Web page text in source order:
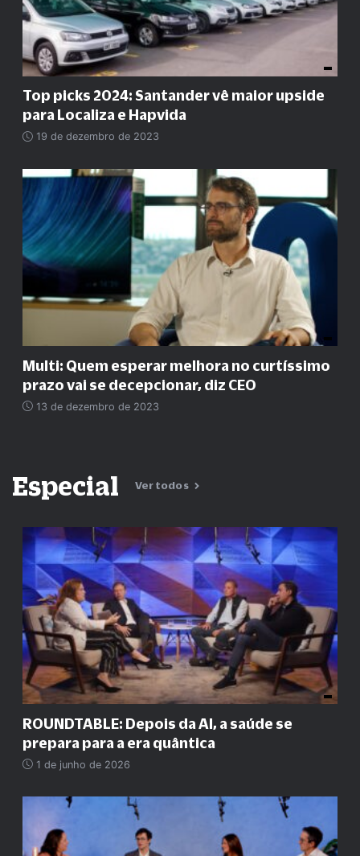
Top picks 2024: Santander vê maior upside
para Localiza e Hapvida
19 de dezembro de 2023
Multi: Quem esperar melhora no curtíssimo
prazo vai se decepcionar, diz CEO
13 de dezembro de 2023
Especial Ver todos
ROUNDTABLE: Depois da AI, a saúde se
prepara para a era quântica
1 de junho de 2026